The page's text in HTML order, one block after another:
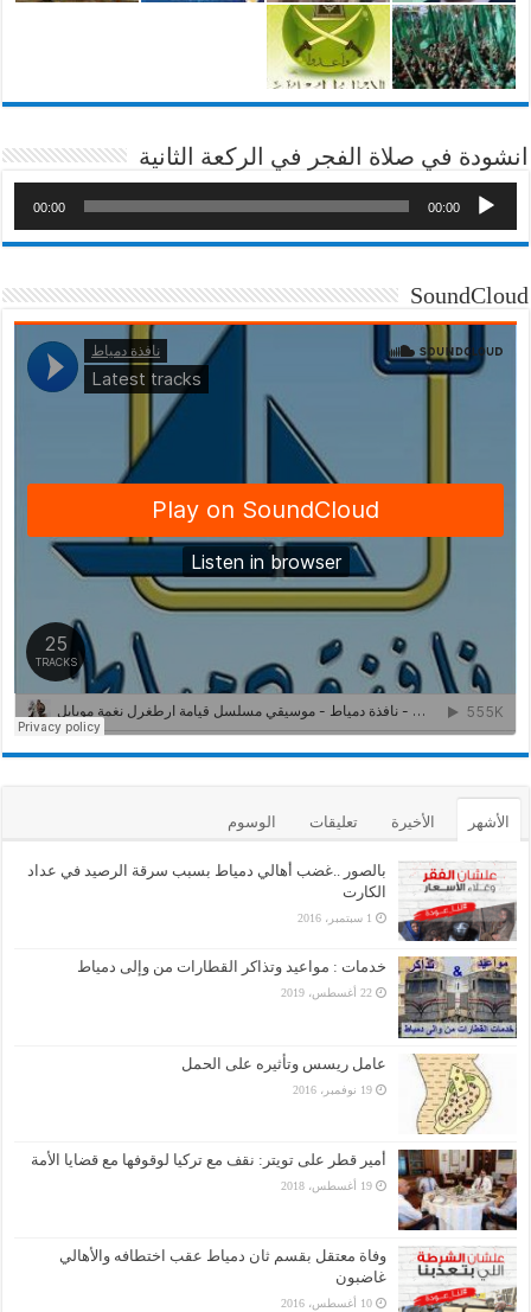
انشودة في صلاة الفجر في الركعة الثانية
00:00
00:00
SoundCloud
الأشهر الأخيرة تعليقات الوسوم
بالصور ..غضب أهالي دمياط بسبب سرقة الرصيد في عداد
الكارت
1 سبتمبر، 2016
خدمات : مواعيد وتذاكر القطارات من وإلى دمياط
22 أغسطس، 2019
عامل ريسس وتأثيره على الحمل
19 نوفمبر، 2016
أمير قطر على تويتر: نقف مع تركيا لوقوفها مع قضايا الأمة
19 أغسطس، 2018
وفاة معتقل بقسم ثان دمياط عقب اختطافه والأهالي
غاضبون
10 أغسطس، 2016